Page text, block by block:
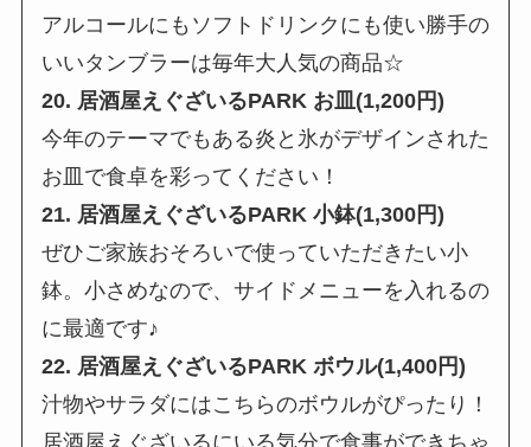
アルコールにもソフトドリンクにも使い勝手の
いいタンブラーは毎年大人気の商品☆
20. 居酒屋えぐざいるPARK お皿(1,200円)
今年のテーマでもある炎と氷がデザインされた
お皿で食卓を彩ってください！
21. 居酒屋えぐざいるPARK 小鉢(1,300円)
ぜひご家族おそろいで使っていただきたい小
鉢。小さめなので、サイドメニューを入れるの
に最適です♪
22. 居酒屋えぐざいるPARK ボウル(1,400円)
汁物やサラダにはこちらのボウルがぴったり！
居酒屋えぐざいるにいる気分で食事ができちゃ